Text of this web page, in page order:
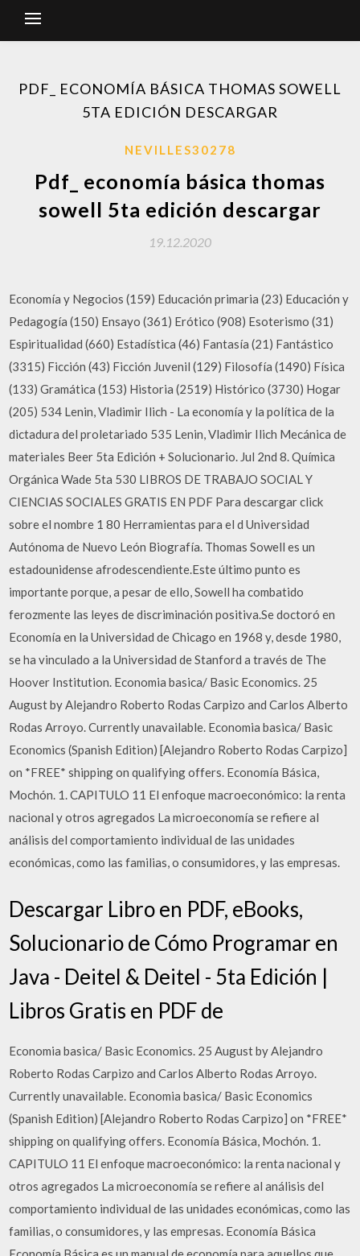
PDF_ ECONOMÍA BÁSICA THOMAS SOWELL
5TA EDICIÓN DESCARGAR
NEVILLES30278
Pdf_ economía básica thomas
sowell 5ta edición descargar
19.12.2020
Economía y Negocios (159) Educación primaria (23) Educación y
Pedagogía (150) Ensayo (361) Erótico (908) Esoterismo (31)
Espiritualidad (660) Estadística (46) Fantasía (21) Fantástico
(3315) Ficción (43) Ficción Juvenil (129) Filosofía (1490) Física
(133) Gramática (153) Historia (2519) Histórico (3730) Hogar
(205) 534 Lenin, Vladimir Ilich - La economía y la política de la
dictadura del proletariado 535 Lenin, Vladimir Ilich Mecánica de
materiales Beer 5ta Edición + Solucionario. Jul 2nd 8. Química
Orgánica Wade 5ta 530 LIBROS DE TRABAJO SOCIAL Y
CIENCIAS SOCIALES GRATIS EN PDF Para descargar click
sobre el nombre 1 80 Herramientas para el d Universidad
Autónoma de Nuevo León Biografía. Thomas Sowell es un
estadounidense afrodescendiente.Este último punto es
importante porque, a pesar de ello, Sowell ha combatido
ferozmente las leyes de discriminación positiva.Se doctoró en
Economía en la Universidad de Chicago en 1968 y, desde 1980,
se ha vinculado a la Universidad de Stanford a través de The
Hoover Institution. Economia basica/ Basic Economics. 25
August by Alejandro Roberto Rodas Carpizo and Carlos Alberto
Rodas Arroyo. Currently unavailable. Economia basica/ Basic
Economics (Spanish Edition) [Alejandro Roberto Rodas Carpizo]
on *FREE* shipping on qualifying offers. Economía Básica,
Mochón. 1. CAPITULO 11 El enfoque macroeconómico: la renta
nacional y otros agregados La microeconomía se refiere al
análisis del comportamiento individual de las unidades
económicas, como las familias, o consumidores, y las empresas.
Descargar Libro en PDF, eBooks,
Solucionario de Cómo Programar en
Java - Deitel & Deitel - 5ta Edición |
Libros Gratis en PDF de
Economia basica/ Basic Economics. 25 August by Alejandro
Roberto Rodas Carpizo and Carlos Alberto Rodas Arroyo.
Currently unavailable. Economia basica/ Basic Economics
(Spanish Edition) [Alejandro Roberto Rodas Carpizo] on *FREE*
shipping on qualifying offers. Economía Básica, Mochón. 1.
CAPITULO 11 El enfoque macroeconómico: la renta nacional y
otros agregados La microeconomía se refiere al análisis del
comportamiento individual de las unidades económicas, como las
familias, o consumidores, y las empresas. Economía Básica